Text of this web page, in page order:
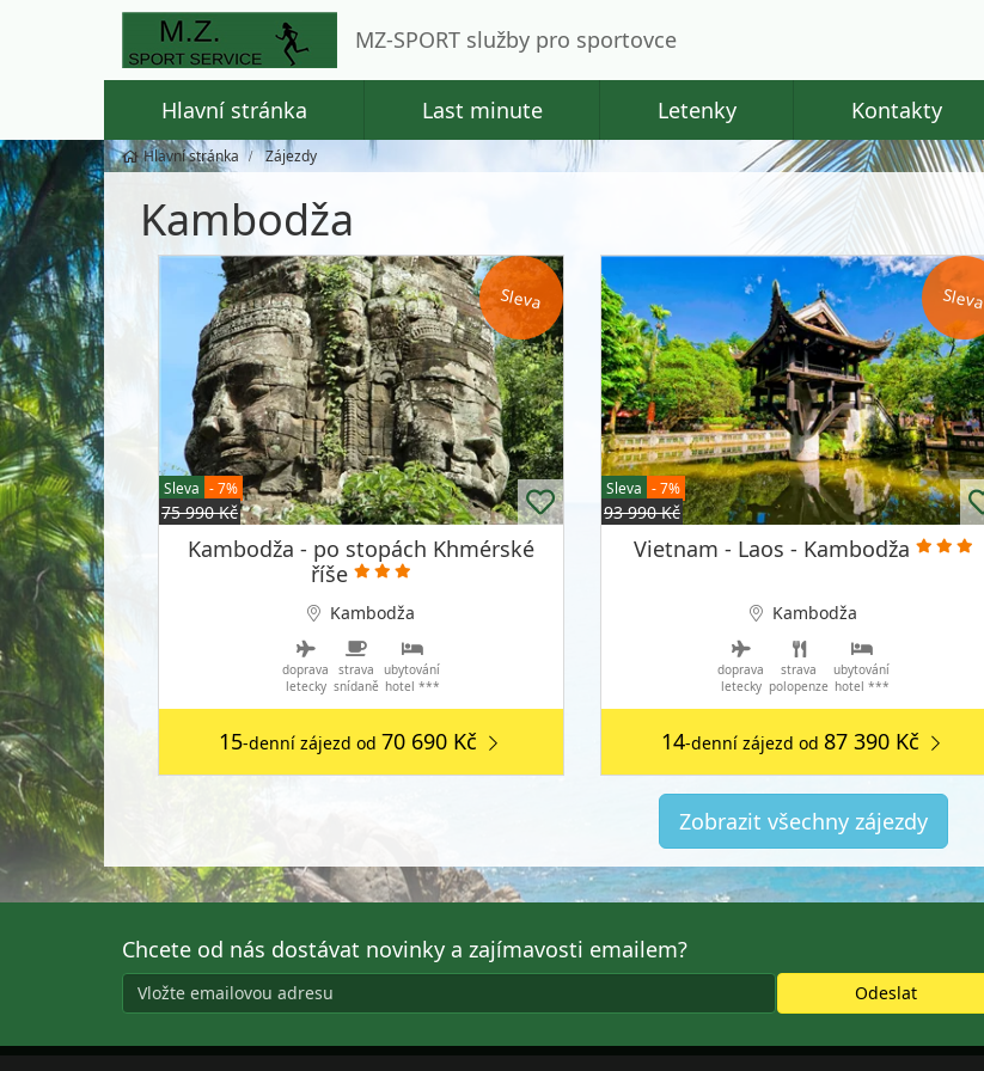
MZ-SPORT služby pro sportovce
Hlavní stránka Last minute Letenky Kontakty
Hlavní stránka Zájezdy
Kambodža
Sleva
Sleva - 7%
75 990 Kč
Kambodža - po stopách Khmérské
říše
Kambodža
doprava
letecky
strava
snídaně
ubytování
hotel ***
15-denní zájezd od70 690 Kč
Sleva
Sleva - 7%
93 990 Kč
Vietnam - Laos - Kambodža
Kambodža
doprava
letecky
strava
polopenze
ubytování
hotel ***
14-denní zájezd od87 390 Kč
Zobrazit všechny zájezdy
Chcete od nás dostávat novinky a zajímavosti emailem?